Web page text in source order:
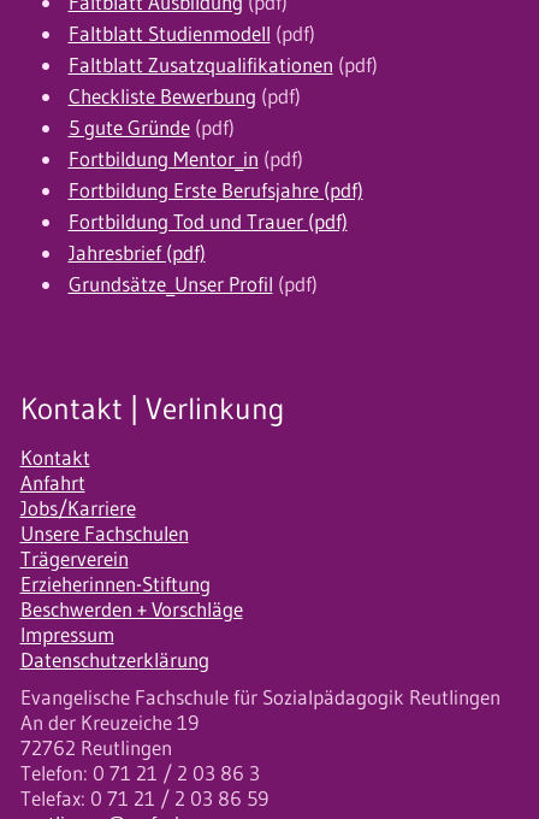
Faltblatt Studienmodell (pdf)
Faltblatt Zusatzqualifikationen (pdf)
Checkliste Bewerbung (pdf)
5 gute Gründe(pdf)
Fortbildung Mentor_in (pdf)
Fortbildung Erste Berufsjahre (pdf)
Fortbildung Tod und Trauer (pdf)
Jahresbrief (pdf)
Grundsätze_Unser Profil (pdf)
Kontakt | Verlinkung
Kontakt
Anfahrt
Jobs/Karriere
Unsere Fachschulen
Trägerverein
Erzieherinnen-Stiftung
Beschwerden + Vorschläge
Impressum
Datenschutzerklärung
Evangelische Fachschule für Sozialpädagogik Reutlingen
An der Kreuzeiche 19
72762 Reutlingen
Telefon: 0 71 21 / 2 03 86 3
Telefax: 0 71 21 / 2 03 86 59